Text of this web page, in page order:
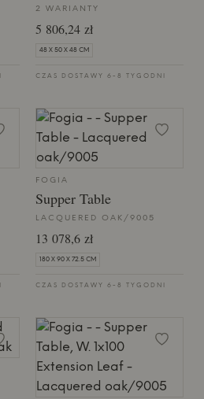
2 WARIANTY
5 806,24 zł
48 X 50 X 48 CM
CZAS DOSTAWY 6-8 TYGODNI
FOGIA
Supper Table
LACQUERED OAK/9005
13 078,6 zł
180 X 90 X 72.5 CM
CZAS DOSTAWY 6-8 TYGODNI